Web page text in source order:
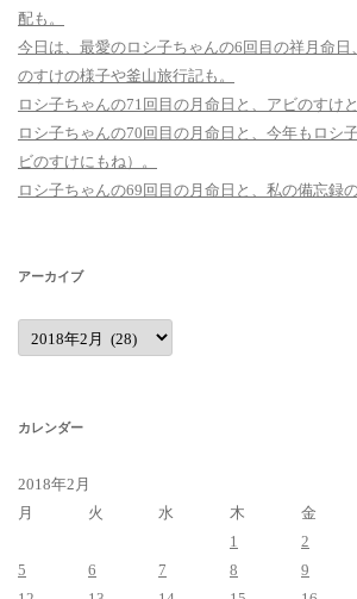
配も。
今日は、最愛のロシ子ちゃんの6回目の祥月命
のすけの様子や釜山旅行記も。
ロシ子ちゃんの71回目の月命日と、アビのすけ
ロシ子ちゃんの70回目の月命日と、今年もロシ
ビのすけにもね）。
ロシ子ちゃんの69回目の月命日と、私の備忘録
アーカイブ
ア
ー
カ
カレンダー
2018年2月
月
火 水 木 金
1
2
5
6 7 8 9